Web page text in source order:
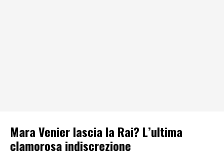
Mara Venier lascia la Rai? L’ultima
clamorosa indiscrezione